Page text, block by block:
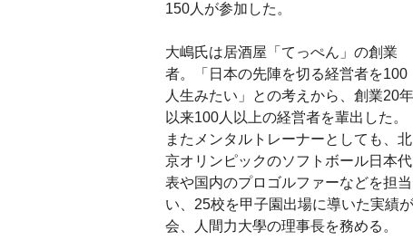
150人が参加した。
大嶋氏は居酒屋「てっぺん」の創業
者。「日本の先陣を切る経営者を100
人生みたい」との考えから、創業20年
以来100人以上の経営者を輩出した。
またメンタルトレーナーとしても、北
京オリンピックのソフトボール日本代
表や国内のプロゴルファーなどを担
い、25校を甲子園出場に導いた実績
会、人間力大學の理事長を務める。